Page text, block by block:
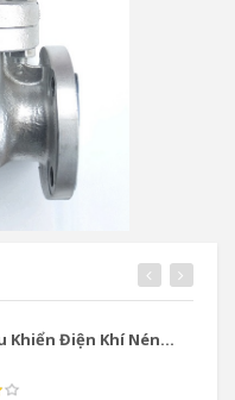
Khiển Điện Khí Nén...